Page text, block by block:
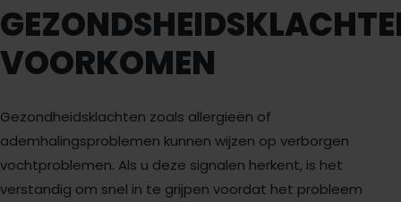
VOORKOMEN
Gezondheidsklachten zoals allergieën of
ademhalingsproblemen kunnen wijzen op verborgen
vochtproblemen. Als u deze signalen herkent, is het
verstandig om snel in te grijpen voordat het probleem